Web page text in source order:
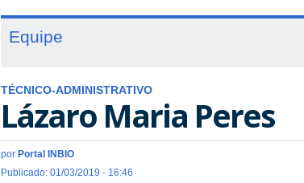
Equipe
TÉCNICO-ADMINISTRATIVO
Lázaro Maria Peres
por Portal INBIO
Publicado: 01/03/2019 - 16:46